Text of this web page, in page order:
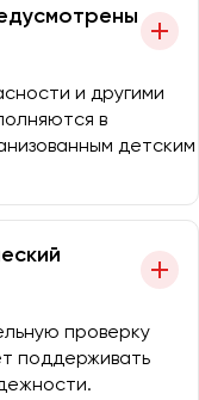
и другими
в
детским
проверку
поддерживать